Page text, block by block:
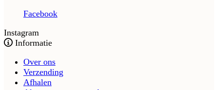
Facebook
Instagram
Informatie
Over ons
Verzending
Afhalen